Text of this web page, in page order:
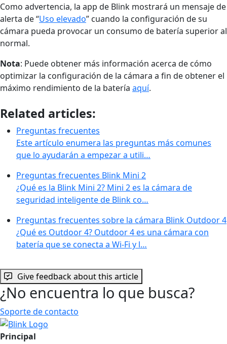
Como advertencia, la app de Blink mostrará un mensaje de
alerta de “Uso elevado” cuando la configuración de su
cámara pueda provocar un consumo de batería superior al
normal.
Nota: Puede obtener más información acerca de cómo
optimizar la configuración de la cámara a fin de obtener el
máximo rendimiento de la batería aquí.
Related articles:
Preguntas frecuentes
Este artículo enumera las preguntas más comunes
que lo ayudarán a empezar a utili…
Preguntas frecuentes Blink Mini 2
¿Qué es la Blink Mini 2? Mini 2 es la cámara de
seguridad inteligente de Blink co…
Preguntas frecuentes sobre la cámara Blink Outdoor 4
¿Qué es Outdoor 4? Outdoor 4 es una cámara con
batería que se conecta a Wi-Fi y l…
Give feedback about this article
¿No encuentra lo que busca?
Soporte de contacto
Principal